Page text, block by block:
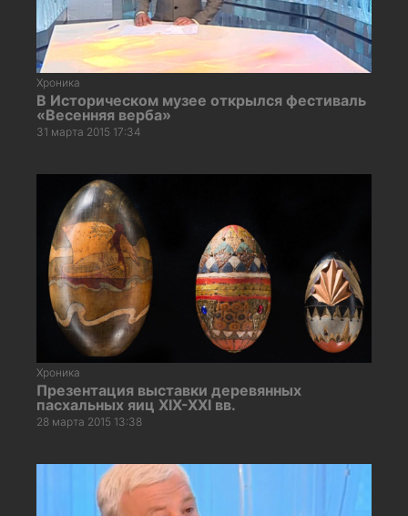
Хроника
В Историческом музее открылся фестиваль
«Весенняя верба»
31 марта 2015 17:34
Хроника
Презентация выставки деревянных
пасхальных яиц XIX-XXI вв.
28 марта 2015 13:38